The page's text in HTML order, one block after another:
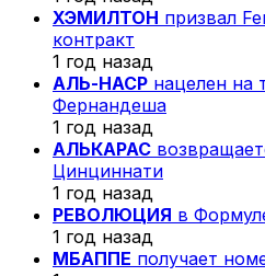
ХЭМИЛТОН призвал
контракт
1 год назад
АЛЬ-НАСР нацелен на
Фернандеша
1 год назад
АЛЬКАРАС
Цинциннати
1 год назад
РЕВОЛЮЦИЯ в
1 год назад
МБАППЕ получает